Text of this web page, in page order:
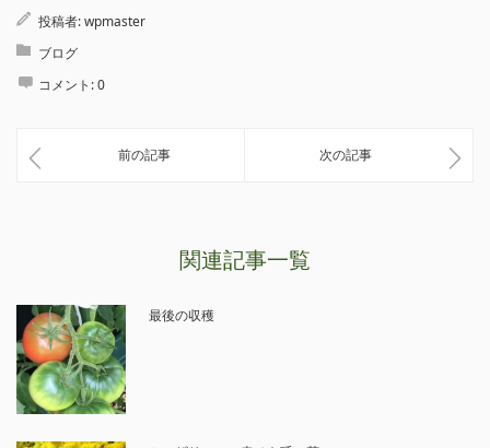
投稿者:wpmaster
ブログ
コメント:0
前の記事 次の記事
関連記事一覧
最後の収穫